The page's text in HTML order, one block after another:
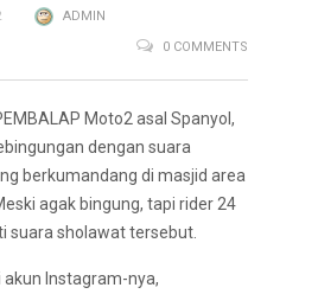
ADMIN
0 COMMENTS
Moto2 asal Spanyol,
dengan suara
berkumandang di masjid area
agak bingung, tapi rider 24
suara sholawat tersebut.
akun Instagram-nya,